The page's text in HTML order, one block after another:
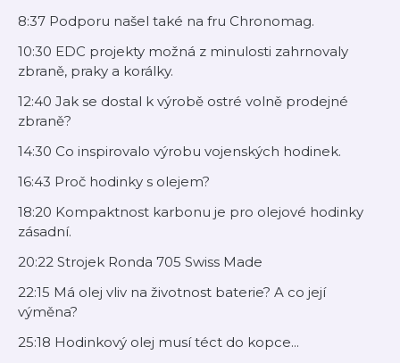
8:37 Podporu našel také na fru Chronomag.
10:30 EDC projekty možná z minulosti zahrnovaly
zbraně, praky a korálky.
12:40 Jak se dostal k výrobě ostré volně prodejné
zbraně?
14:30 Co inspirovalo výrobu vojenských hodinek.
16:43 Proč hodinky s olejem?
18:20 Kompaktnost karbonu je pro olejové hodinky
zásadní.
20:22 Strojek Ronda 705 Swiss Made
22:15 Má olej vliv na životnost baterie? A co její
výměna?
25:18 Hodinkový olej musí téct do kopce...